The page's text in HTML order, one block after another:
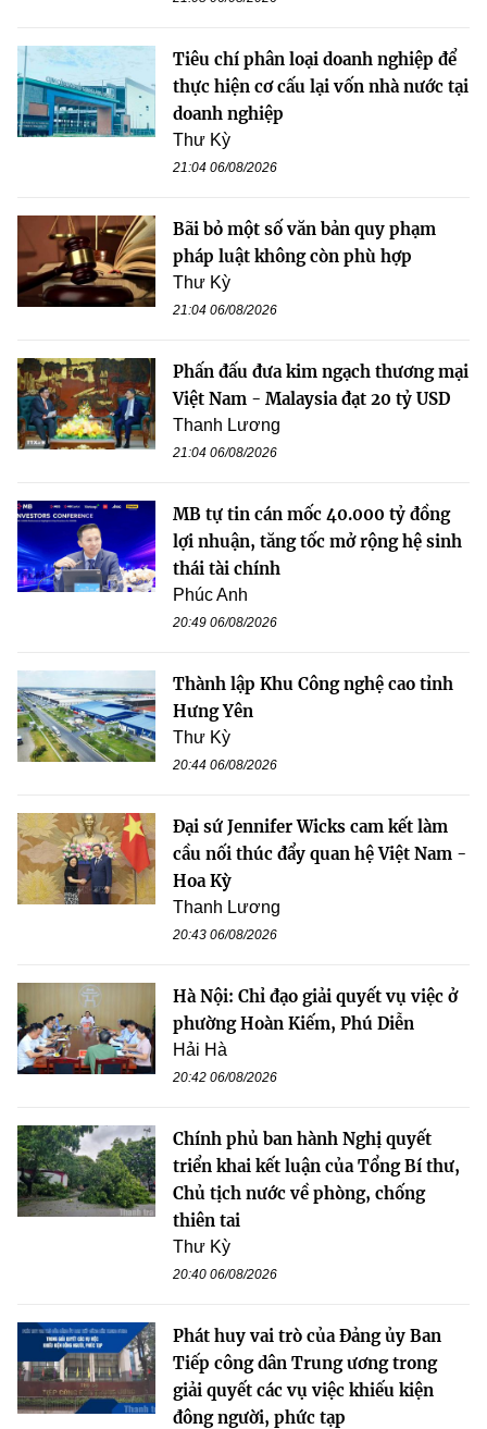
Tiêu chí phân loại doanh nghiệp để
thực hiện cơ cấu lại vốn nhà nước tại
doanh nghiệp
Thư Kỳ
21:04 06/08/2026
Bãi bỏ một số văn bản quy phạm
pháp luật không còn phù hợp
Thư Kỳ
21:04 06/08/2026
Phấn đấu đưa kim ngạch thương mại
Việt Nam - Malaysia đạt 20 tỷ USD
Thanh Lương
21:04 06/08/2026
MB tự tin cán mốc 40.000 tỷ đồng
lợi nhuận, tăng tốc mở rộng hệ sinh
thái tài chính
Phúc Anh
20:49 06/08/2026
Thành lập Khu Công nghệ cao tỉnh
Hưng Yên
Thư Kỳ
20:44 06/08/2026
Đại sứ Jennifer Wicks cam kết làm
cầu nối thúc đẩy quan hệ Việt Nam -
Hoa Kỳ
Thanh Lương
20:43 06/08/2026
Hà Nội: Chỉ đạo giải quyết vụ việc ở
phường Hoàn Kiếm, Phú Diễn
Hải Hà
20:42 06/08/2026
Chính phủ ban hành Nghị quyết
triển khai kết luận của Tổng Bí thư,
Chủ tịch nước về phòng, chống
thiên tai
Thư Kỳ
20:40 06/08/2026
Phát huy vai trò của Đảng ủy Ban
Tiếp công dân Trung ương trong
giải quyết các vụ việc khiếu kiện
đông người, phức tạp